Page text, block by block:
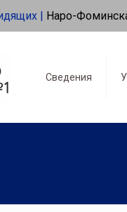
| Наро-
Сведения